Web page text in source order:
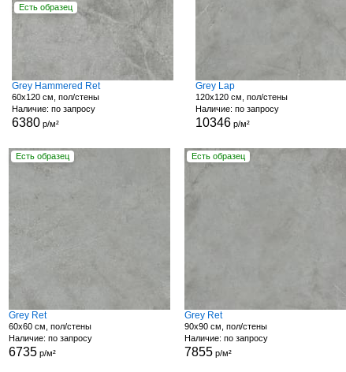
Есть образец
Grey Hammered Ret
60x120 см, пол/стены
Наличие: по запросу
6380 р/м²
Grey Lap
120x120 см, пол/стены
Наличие: по запросу
10346р/м²
Есть образец
Grey Ret
60x60 см, пол/стены
Наличие: по запросу
6735р/м²
Есть образец
Grey Ret
90x90 см, пол/стены
Наличие: по запросу
7855 р/м²